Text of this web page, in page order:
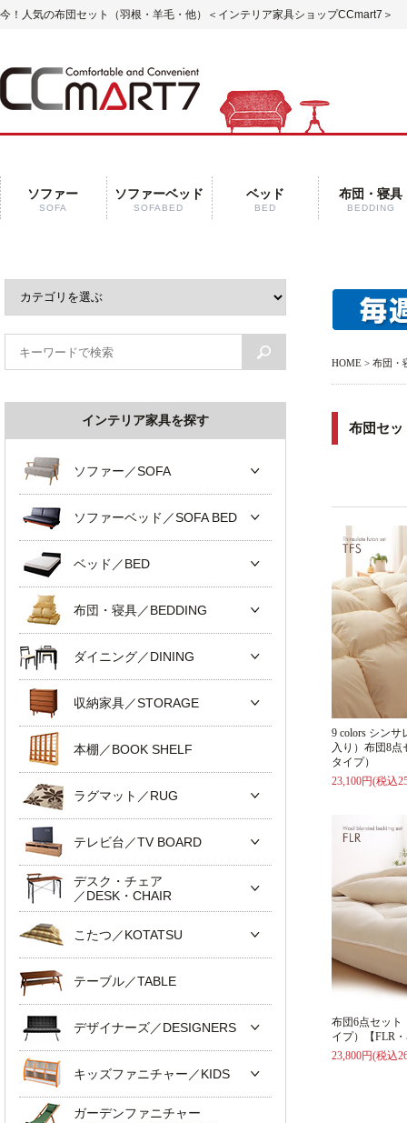
今！人気の布団セット（羽根・羊毛・他） ＜インテリア家具ショップCCmart7＞
ソファー
SOFA
ソファーベッド
SOFABED
ベッド
BED
布団・寝具
BEDDING
HOME > 布団・
布団セッ
9 colors シン
入り）布団8点
タイプ）
23,100円(税込
布団6点セット
イプ）【FLR
23,800円(税込
インテリア家具を探す
ソファー／SOFA
ソファーベッド／SOFA BED
ベッド／BED
布団・寝具／BEDDING
ダイニング／DINING
収納家具／STORAGE
本棚／BOOK SHELF
ラグマット／RUG
テレビ台／TV BOARD
デスク・チェア
／DESK・CHAIR
こたつ／KOTATSU
テーブル／TABLE
デザイナーズ／DESIGNERS
キッズファニチャー／KIDS
ガーデンファニチャー